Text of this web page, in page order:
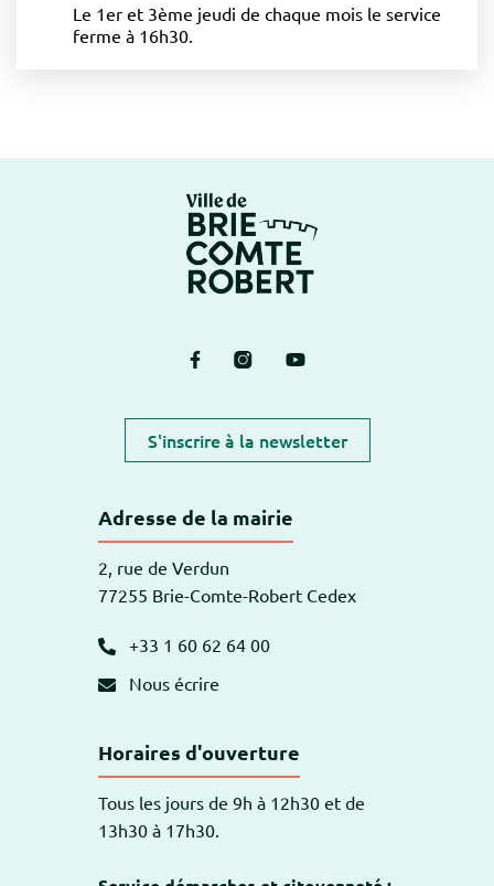
Le 1er et 3ème jeudi de chaque mois le service
ferme à 16h30.
Lien vers le compte Facebook
Lien vers le compte Instagram
Lien vers la chaîne
S'inscrire à la newsletter
Adresse de la mairie
2, rue de Verdun
77255 Brie-Comte-Robert Cedex
+33 1 60 62 64 00
Nous écrire
Horaires d'ouverture
Tous les jours de 9h à 12h30 et de
13h30 à 17h30.